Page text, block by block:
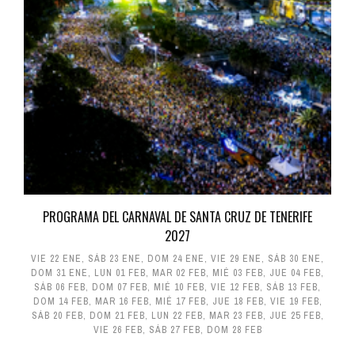
PROGRAMA DEL CARNAVAL DE SANTA CRUZ DE TENERIFE
2027
VIE 22 ENE, SÁB 23 ENE, DOM 24 ENE, VIE 29 ENE, SÁB 30 ENE,
DOM 31 ENE, LUN 01 FEB, MAR 02 FEB, MIÉ 03 FEB, JUE 04 FEB,
SÁB 06 FEB, DOM 07 FEB, MIÉ 10 FEB, VIE 12 FEB, SÁB 13 FEB,
DOM 14 FEB, MAR 16 FEB, MIÉ 17 FEB, JUE 18 FEB, VIE 19 FEB,
SÁB 20 FEB, DOM 21 FEB, LUN 22 FEB, MAR 23 FEB, JUE 25 FEB,
VIE 26 FEB, SÁB 27 FEB, DOM 28 FEB